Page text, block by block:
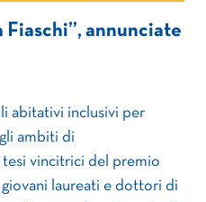
Fiaschi”, annunciate
abitativi inclusivi per
ambiti di
vincitrici del premio
giovani laureati e dottori di